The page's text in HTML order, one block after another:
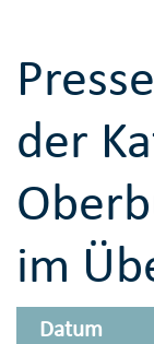
der
im
Datum